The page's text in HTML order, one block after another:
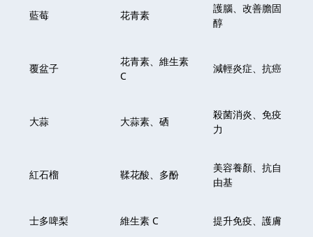
藍莓 花青素
護腦、改善膽固
醇
覆盆子
花青素、維生素
C
減輕炎症、抗癌
大蒜 大蒜素、硒
殺菌消炎、免疫
力
紅石榴 鞣花酸、多酚
美容養顏、抗自
由基
士多啤梨 維生素 C 提升免疫、護膚